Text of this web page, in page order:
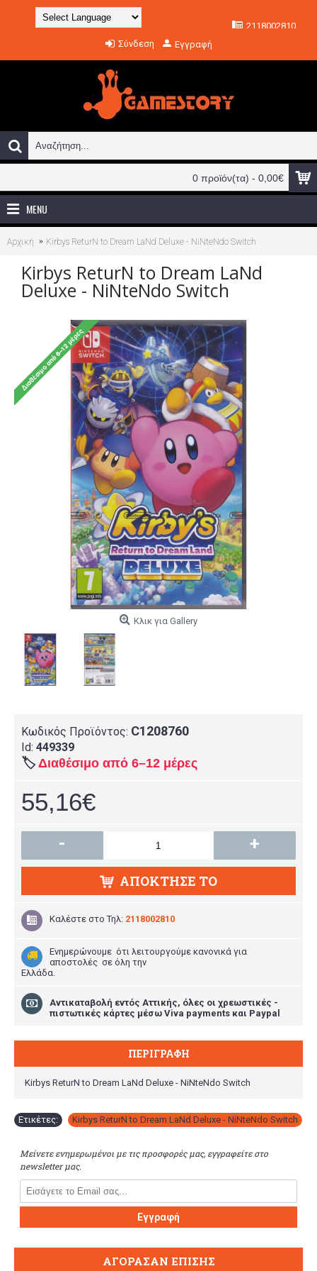
Translate
2118002810
Σύνδεση
Εγγραφή
0 προϊόν(τα) - 0,00€
MENU
Αρχική Kirbys ReturN to Dream LaNd Deluxe - NiNteNdo Switch
Kirbys ReturN to Dream LaNd
Deluxe - NiNteNdo Switch
Κλικ για Gallery
Κωδικός Προϊόντος: C1208760
Id: 449339
🏷️ Διαθέσιμο από 6–12 μέρες
55,16€
- +
ΑΠΌΚΤΗΣΕ ΤΟ
Καλέστε στοΤηλ: 2118002810
Ενημερώνουμε ότι λειτουργούμε κανονικά για
αποστολές σε όλη την
Ελλάδα.
Aντικαταβολή εντός Αττικής, όλες οι χρεωστικές -
πιστωτικές κάρτες μέσω Viva payments και Paypal
ΠΕΡΙΓΡΑΦΉ
Kirbys ReturN to Dream LaNd Deluxe - NiNteNdo Switch
Ετικέτες: Kirbys ReturN to Dream LaNd Deluxe - NiNteNdo Switch
Μείνετε ενημερωμένοι με τις προσφορές μας, εγγραφείτε στο
newsletter μας.
Εγγραφή
ΑΓΌΡΑΣΑΝ ΕΠΊΣΗΣ